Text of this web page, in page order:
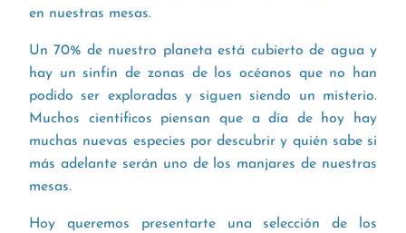
en nuestras mesas.
Un 70% de nuestro planeta está cubierto de agua y
hay un sinfín de zonas de los océanos que no han
podido ser exploradas y siguen siendo un misterio.
Muchos científicos piensan que a día de hoy hay
muchas nuevas especies por descubrir y quién sabe si
más adelante serán uno de los manjares de nuestras
mesas.
Hoy queremos presentarte una selección de los